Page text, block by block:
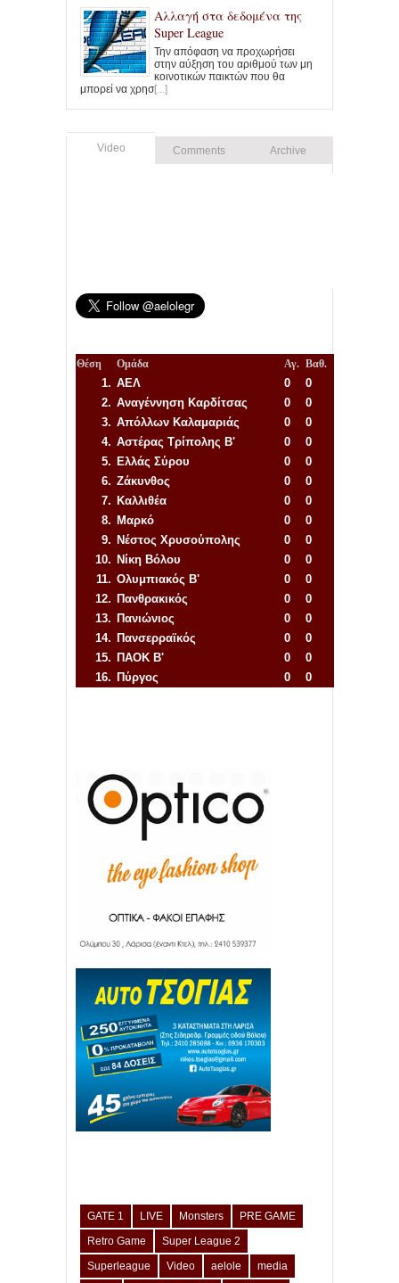
Αλλαγή στα δεδομένα της
Super League
Την απόφαση να προχωρήσει
στην αύξηση του αριθμού των μη
κοινοτικών παικτών που θα
μπορεί να χρησ[...]
Video Comments Archive
Θέση Ομάδα Αγ. Βαθ.
1. ΑΕΛ 0
0
2. Αναγέννηση Καρδίτσας 0
0
3. Απόλλων Καλαμαριάς 0
0
4. Αστέρας Τρίπολης Β' 0
0
5. Ελλάς Σύρου 0
0
6. Ζάκυνθος 0
0
7. Καλλιθέα 0
0
8. Μαρκό 0
0
9. Νέστος Χρυσούπολης 0
0
10. Νίκη Βόλου 0
0
11. Ολυμπιακός Β' 0
0
12. Πανθρακικός 0
0
13. Πανιώνιος 0
0
14. Πανσερραϊκός 0
0
15. ΠΑΟΚ Β' 0
0
16. Πύργος 0
0
GATE 1 LIVE Monsters
PRE GAME
Retro Game
Super League 2
Superleague
Video aelole media